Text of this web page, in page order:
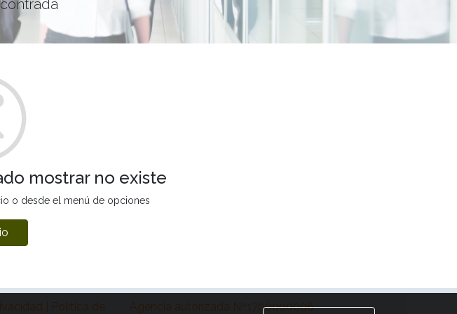
mostrar no existe
o desde el menú de opciones
| Política de Agencia autorizada Nº1700000006